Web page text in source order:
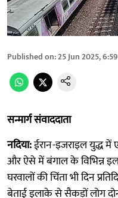
Published on:25 Jun 2025,
सन्मार्ग संवाददाता
नदिया:ईरान-इजराइल युद्ध
और ऐसे में बंगाल के विभिन्न
घरवालों की चिंता भी दिन
बेताई इलाके से सैकड़ों लोग